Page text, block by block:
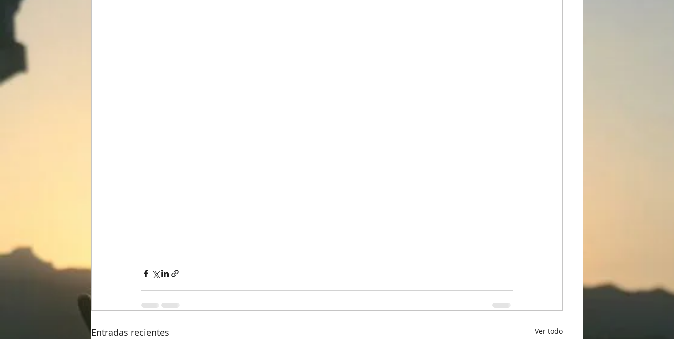
Entradas recientes Ver todo